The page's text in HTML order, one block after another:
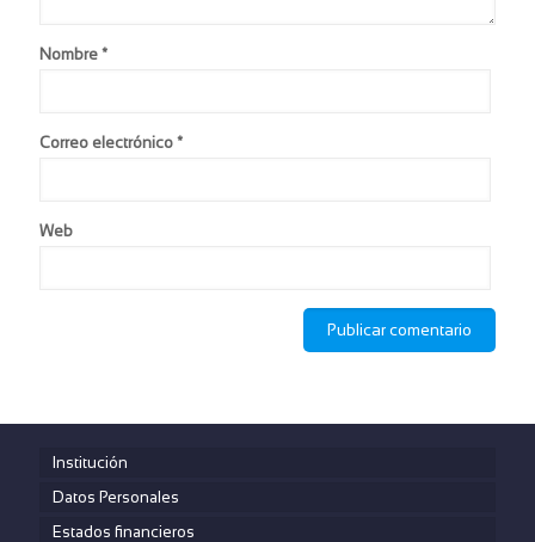
Nombre *
Correo electrónico *
Web
Institución
Datos Personales
Estados financieros